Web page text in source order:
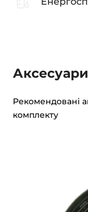
Аксесуари
Рекомендовані
комплекту